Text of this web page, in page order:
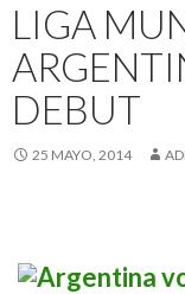
LIGA
DEBUT
25 MAYO, 2014